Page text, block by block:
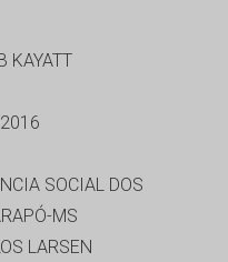
KAYATT
SOCIAL DOS
MS
LARSEN